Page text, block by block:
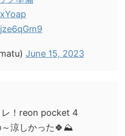
June 15, 2023
レ！reon pocket 4
～涼しかった🍀⛰